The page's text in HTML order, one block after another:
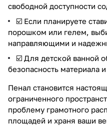
свободной доступности
☑️ Если планируете
порошком или гелем,
направляющими и
☑️ Для детской ванной
безопасность материала
Пенал становится
ограниченного
проблему грамотного
площадей и храня ваши